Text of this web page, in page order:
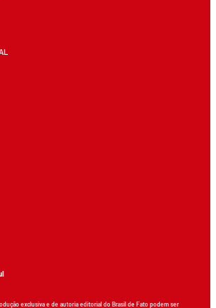
exclusiva e de autoria editorial do Brasil de Fato podem ser